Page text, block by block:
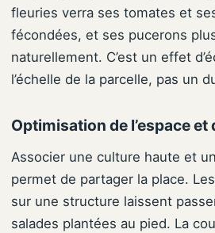
fleuries verra ses tomates et
fécondées, et ses pucerons
naturellement. C’est un effet
l’échelle de la parcelle, pas un
Optimisation de l’espace et
Associer une culture haute et
permet de partager la place.
sur une structure laissent
salades plantées au pied. La